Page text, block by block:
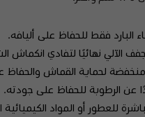
البارد فقط للحفاظ على أليافه.
الآلي نهائيًا لتفادي انكماش
لحماية القماش
عن الرطوبة للحفاظ على جودته.
للعطور أو المواد